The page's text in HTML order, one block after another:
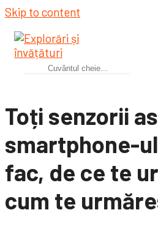
Skip to content
Toți senzorii
smartphone-
fac, de ce te
cum te